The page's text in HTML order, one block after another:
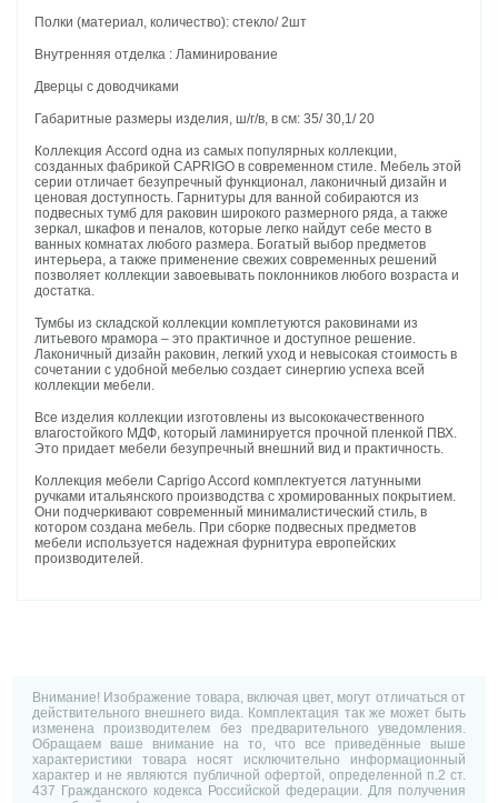
Полки (материал, количество): стекло/ 2шт
Внутренняя отделка : Ламинирование
Дверцы с доводчиками
Габаритные размеры изделия, ш/г/в, в см: 35/ 30,1/ 20
Коллекция Accord одна из самых популярных коллекции,
созданных фабрикой CAPRIGO в современном стиле. Мебель этой
серии отличает безупречный функционал, лаконичный дизайн и
ценовая доступность. Гарнитуры для ванной собираются из
подвесных тумб для раковин широкого размерного ряда, а также
зеркал, шкафов и пеналов, которые легко найдут себе место в
ванных комнатах любого размера. Богатый выбор предметов
интерьера, а также применение свежих современных решений
позволяет коллекции завоевывать поклонников любого возраста и
достатка.
Тумбы из складской коллекции комплетуются раковинами из
литьевого мрамора – это практичное и доступное решение.
Лаконичный дизайн раковин, легкий уход и невысокая стоимость в
сочетании с удобной мебелью создает синергию успеха всей
коллекции мебели.
Все изделия коллекции изготовлены из высококачественного
влагостойкого МДФ, который ламинируется прочной пленкой ПВХ.
Это придает мебели безупречный внешний вид и практичность.
Коллекция мебели Caprigo Accord комплектуется латунными
ручками итальянского производства с хромированных покрытием.
Они подчеркивают современный минималистический стиль, в
котором создана мебель. При сборке подвесных предметов
мебели используется надежная фурнитура европейских
производителей.
Внимание! Изображение товара, включая цвет, могут отличаться от
действительного внешнего вида. Комплектация так же может быть
изменена производителем без предварительного уведомления.
Обращаем ваше внимание на то, что все приведённые выше
характеристики товара носят исключительно информационный
характер и не являются публичной офертой, определенной п.2 ст.
437 Гражданского кодекса Российской федерации. Для получения